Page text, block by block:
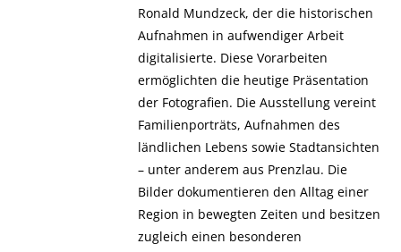
Ronald Mundzeck, der die historischen
Aufnahmen in aufwendiger Arbeit
digitalisierte. Diese Vorarbeiten
ermöglichten die heutige Präsentation
der Fotografien. Die Ausstellung vereint
Familienporträts, Aufnahmen des
ländlichen Lebens sowie Stadtansichten
– unter anderem aus Prenzlau. Die
Bilder dokumentieren den Alltag einer
Region in bewegten Zeiten und besitzen
zugleich einen besonderen